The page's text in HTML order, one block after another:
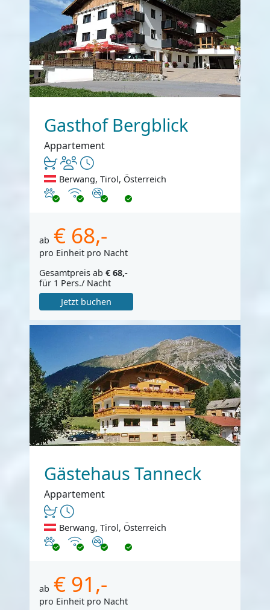
Gasthof Bergblick
Appartement
Berwang, Tirol, Österreich
Haustiere erlaubt
InternetNichtraucher
ab € 68,-
pro Einheit pro Nacht
Gesamtpreis ab € 68,-
für 1 Pers./ Nacht
Jetzt buchen
Gästehaus Tanneck
Appartement
Berwang, Tirol, Österreich
Haustiere erlaubt
InternetNichtraucher
ab € 91,-
pro Einheit pro Nacht